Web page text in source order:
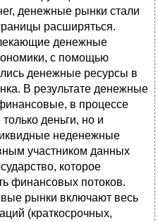
денежные рынки стали
расширяться.
денежные
с помощью
денежные ресурсы в
В результате денежные
в процессе
деньги, но и
неденежные
участником данных
которое
финансовых потоков.
рынки включают весь
(краткосрочных,